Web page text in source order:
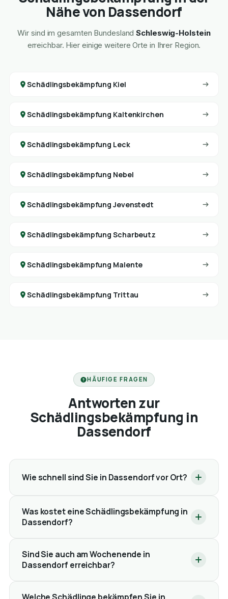
Nähe von Dassendorf
Wir sind im gesamten BundeslandSchleswig-Holstein
erreichbar. Hier einige weitere Orte in Ihrer Region.
Schädlingsbekämpfung Kiel
Schädlingsbekämpfung Kaltenkirchen
Schädlingsbekämpfung Leck
Schädlingsbekämpfung Nebel
Schädlingsbekämpfung Jevenstedt
Schädlingsbekämpfung Scharbeutz
Schädlingsbekämpfung Malente
Schädlingsbekämpfung Trittau
HÄUFIGE FRAGEN
Antworten zur
Schädlingsbekämpfung in
Dassendorf
Wie schnell sind Sie in Dassendorf vor Ort?
Was kostet eine Schädlingsbekämpfung in
Dassendorf?
Sind Sie auch am Wochenende in
Dassendorf erreichbar?